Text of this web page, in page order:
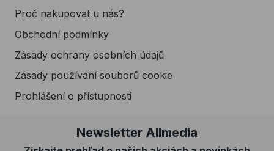
Proč nakupovat u nás?
Obchodní podmínky
Zásady ochrany osobních údajů
Zásady používání souborů cookie
Prohlášení o přístupnosti
Newsletter Allmedia